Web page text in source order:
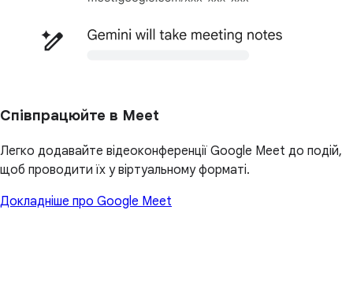
Співпрацюйте в Meet
Легко додавайте відеоконференції Google Meet до подій,
щоб проводити їх у віртуальному форматі.
Докладніше про Google Meet